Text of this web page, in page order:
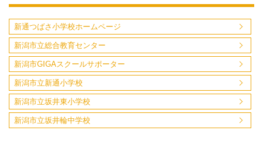
新通つばさ小学校ホームページ
新潟市立総合教育センター
新潟市GIGAスクールサポーター
新潟市立新通小学校
新潟市立坂井東小学校
新潟市立坂井輪中学校